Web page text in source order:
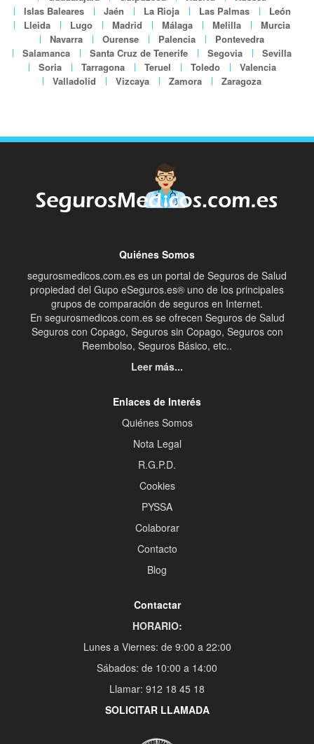
Islas Baleares
Jaén La Rioja Las Palmas
León
Lleida
Lugo Madrid Málaga Melilla
Murcia
Navarra
Ourense Palencia
Pontevedra
Salamanca
Santa Cruz de Tenerife Segovia
Sevilla
Soria
Tarragona Teruel Toledo
Valencia
Valladolid
Vizcaya Zamora Zaragoza
Quiénes Somos
segurosmedicos.com.es es un portal de Seguros de Salud
propiedad del Gupo eSeguros.es® uno de los principales
grupos de comparación de seguros en Internet.
En segurosmedicos.com.es se ofrecen Seguros de Salud
Seguros con Copago, Seguros sin Copago, Seguros con
Reembolso, Seguros Básico, etc..
Leer más...
Enlaces de Interés
Quiénes Somos
Nota Legal
R.G.P.D.
Cookies
PYSSA
Colaborar
Contacto
Blog
Contactar
HORARIO:
Lunes a Viernes: de 9:00 a 22:00
Sábados: de 10:00 a 14:00
Llamar: 912 18 45 18
SOLICITAR LLAMADA